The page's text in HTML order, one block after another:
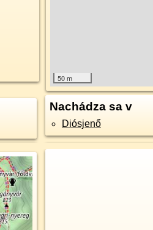
50 m
Nachádza sa v
Diósjenő